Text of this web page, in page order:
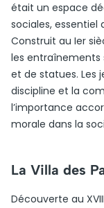
était un espace
sociales,
Construit au Ier
les entraînements
et de statues. Les
discipline et la
l’importance
morale dans la
La Villa des
Découverte au